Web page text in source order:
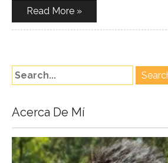
Read More »
Acerca De Mí